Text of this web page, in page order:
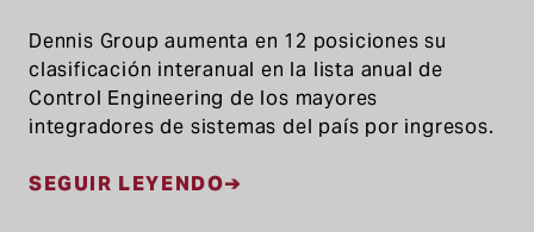
Dennis Group aumenta en 12 posiciones su
clasificación interanual en la lista anual de
Control Engineering de los mayores
integradores de sistemas del país por ingresos.
SEGUIR LEYENDO